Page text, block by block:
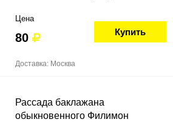
Цена
80 Купить
Доставка: Москва
Рассада баклажана
обыкновенного Филимон